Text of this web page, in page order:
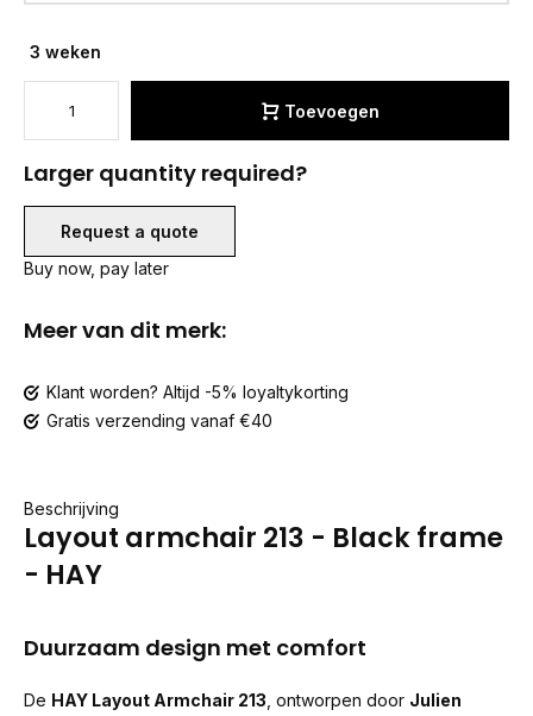
3 weken
Toevoegen
Larger quantity required?
Request a quote
Buy now, pay later
Meer van dit merk:
Klant worden? Altijd -5% loyaltykorting
Gratis verzending vanaf €40
Beschrijving
Layout armchair 213 - Black frame
- HAY
Duurzaam design met comfort
De HAY Layout Armchair 213 , ontworpen door Julien